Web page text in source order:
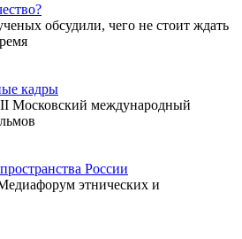
обсудили, чего не стоит ждать
кадры
Московский международный
России
этнических и